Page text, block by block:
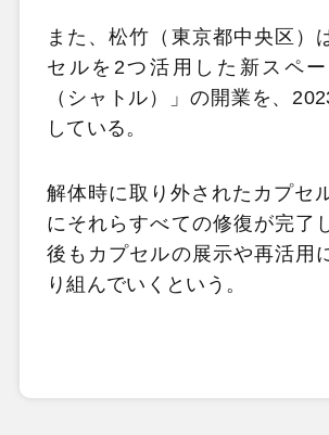
また、松竹（東京都中央区）
セルを2つ活用した新スペ
（シャトル）」の開業を、
している。
解体時に取り外されたカプセ
にそれらすべての修復が完了
後もカプセルの展示や再活用
り組んでいくという。